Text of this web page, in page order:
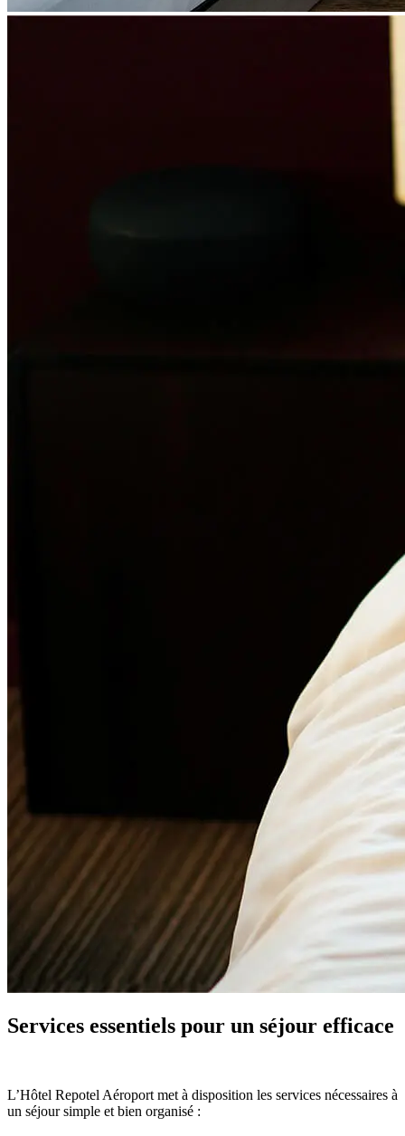
Services essentiels pour un séjour efficace
L’Hôtel Repotel Aéroport met à disposition les services nécessaires à
un séjour simple et bien organisé :